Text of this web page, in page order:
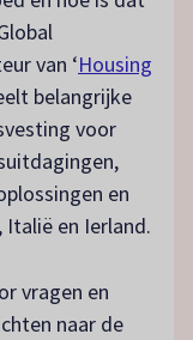
van ‘Housing
in een nieuw
belangrijke
voor
en
Italië en Ierland.
vragen en
naar de